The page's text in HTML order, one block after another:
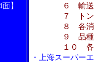
】
６ 輸送トン
７ トン当た
８ 各消費
９ 品種別
１０ 各社
・上海スーパー